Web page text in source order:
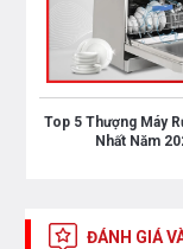
Đặc biệt, hệ
bên trong
Đồng thời hỗ trợ
điều kiện thiếu
là 845 x 600 x
Top 5 Thượng Máy
Nhất Năm
ĐÁNH GIÁ